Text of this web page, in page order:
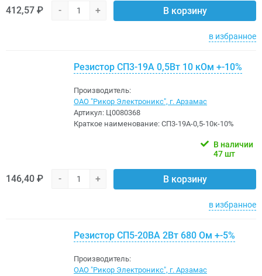
412,57 ₽ - + В корзину
в избранное
Резистор СП3-19А 0,5Вт 10 кОм +-10%
Производитель:
ОАО "Рикор Электроникс", г. Арзамас
Артикул: Ц0080368
Краткое наименование: СП3-19А-0,5-10к-10%
В наличии
47 шт
146,40 ₽ - + В корзину
в избранное
Резистор СП5-20ВА 2Вт 680 Ом +-5%
Производитель:
ОАО "Рикор Электроникс", г. Арзамас